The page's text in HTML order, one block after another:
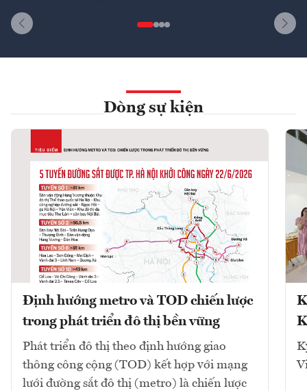
Dòng sự kiện
Định hướng metro và TOD chiến lược
trong phát triển đô thị bền vững
Phát triển đô thị theo định hướng giao
thông công cộng (TOD) kết hợp với mạng
lưới đường sắt đô thị (metro) là chiến lược